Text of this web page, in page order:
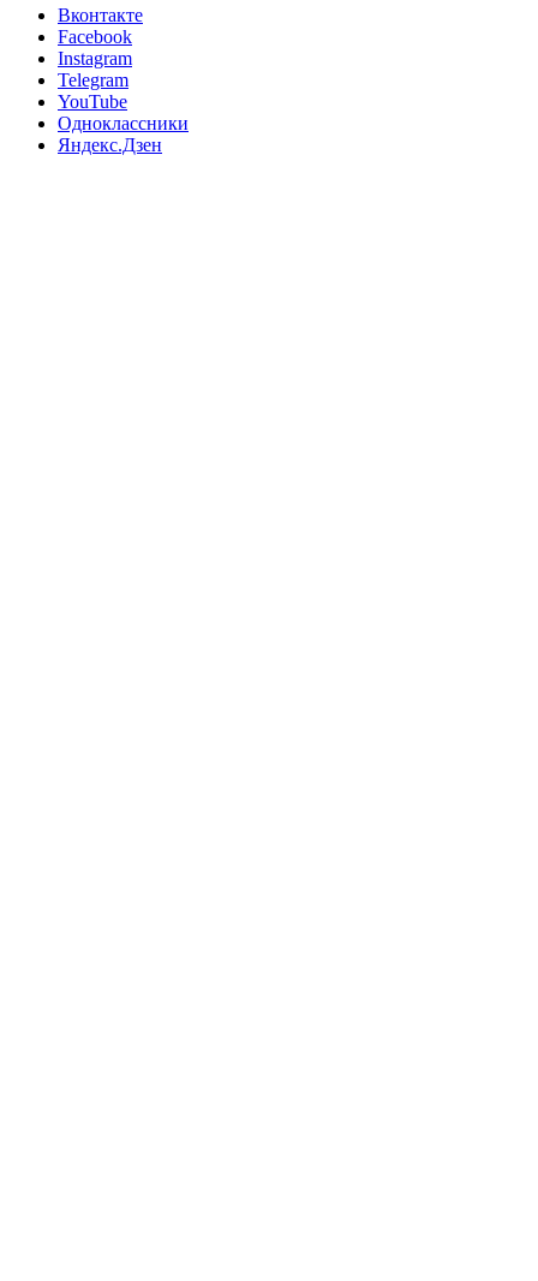
Вконтакте
Facebook
Instagram
Telegram
YouTube
Одноклассники
Яндекс.Дзен